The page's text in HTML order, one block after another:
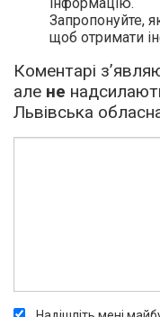
Запропонуйте,
щоб отримати
Коментарі
але не
Львівська